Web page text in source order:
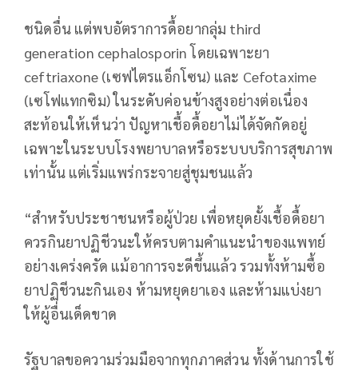
ชนิดอื่น แต่พบอัตราการดื้อยากลุ่ม third
generation cephalosporin โดยเฉพาะยา
ceftriaxone (เซฟไตรแอ็กโซน) และ Cefotaxime
(เซโฟแทกซิม) ในระดับค่อนข้างสูงอย่างต่อเนื่อง
สะท้อนให้เห็นว่า ปัญหาเชื้อดื้อยาไม่ได้จัดกัดอยู่
เฉพาะในระบบโรงพยาบาลหรือระบบบริการสุขภาพ
เท่านั้น แต่เริ่มแพร่กระจายสู่ชุมชนแล้ว
“สำหรับประชาชนหรือผู้ป่วย เพื่อหยุดยั้งเชื้อดื้อยา
ควรกินยาปฏิชีวนะให้ครบตามคำแนะนำของแพทย์
อย่างเคร่งครัด แม้อาการจะดีขึ้นแล้ว รวมทั้งห้ามซื้อ
ยาปฏิชีวนะกินเอง ห้ามหยุดยาเอง และห้ามแบ่งยา
ให้ผู้อื่นเด็ดขาด
รัฐบาลขอความร่วมมือจากทุกภาคส่วน ทั้งด้านการใช้